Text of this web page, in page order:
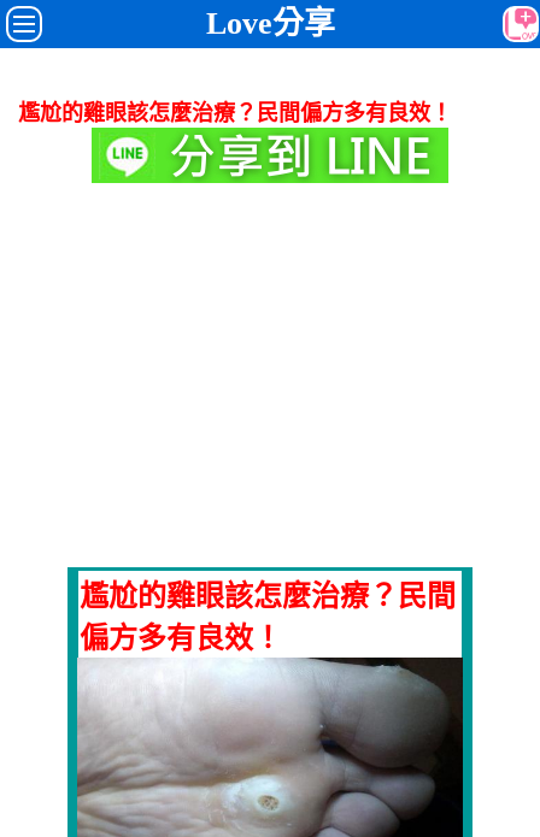
Love分享
尷尬的雞眼該怎麼治療？民間偏方多有良效！
尷尬的雞眼該怎麼治療？民間
偏方多有良效！